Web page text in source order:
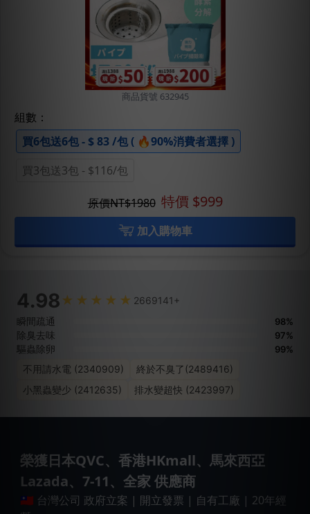
商品貨號 632945
組數：
買6包送6包 - $ 83 /包 ( 🔥90%消費者選擇 )
買3包送3包 - $116/包
原價NT$1980 特價 $999
加入購物車
4.98
2669141+
瞬間疏通
98%
除臭去味 97%
驅蟲除卵 99%
不用請水電 (2340909)
終於不臭了(2489416)
小黑蟲變少 (2412635)
排水變超快 (2423997)
榮獲日本QVC、香港HKmall、馬來西亞
Lazada、7-11、全家 供應商
🇹🇼 台灣公司 政府立案 | 開立發票 | 自有工廠 | 20年經